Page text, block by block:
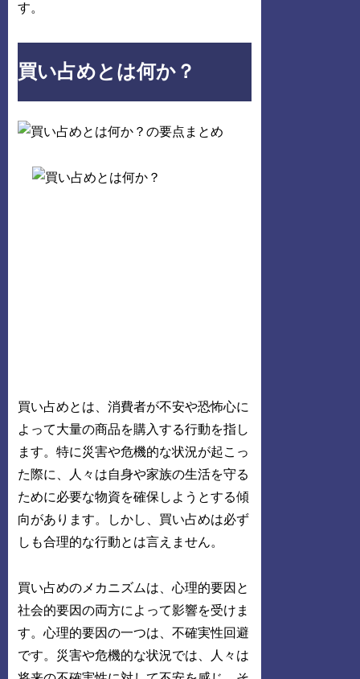
す。
買い占めとは何か？
買い占めとは、消費者が不安や恐怖心に
よって大量の商品を購入する行動を指し
ます。特に災害や危機的な状況が起こっ
た際に、人々は自身や家族の生活を守る
ために必要な物資を確保しようとする傾
向があります。しかし、買い占めは必ず
しも合理的な行動とは言えません。
買い占めのメカニズムは、心理的要因と
社会的要因の両方によって影響を受けま
す。心理的要因の一つは、不確実性回避
です。災害や危機的な状況では、人々は